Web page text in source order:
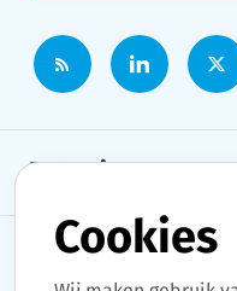
Persruimte
Onderwerpen
Cookies